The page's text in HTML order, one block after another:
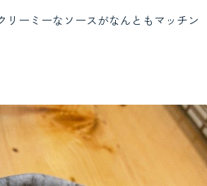
ーミーなソースがなんともマッチン